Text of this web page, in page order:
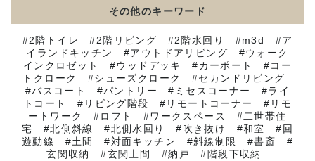
その他のキーワード
2階トイレ 2階リビング 2階水回り m3d
ア
イランドキッチン
アウトドアリビング
ウォーク
インクロゼット
ウッドデッキ カーポート
コー
トクローク
シューズクローク
セカンドリビング
バスコート
パントリー ミセスコーナー
ライ
トコート
リビング階段 リモートコーナー
リモ
ートワーク
ロフト ワークスペース
二世帯住
宅
北側斜線 北側水回り 吹き抜け 和室
回
遊動線
土間 対面キッチン 斜線制限
書斎
玄関収納
玄関土間 納戸 階段下収納